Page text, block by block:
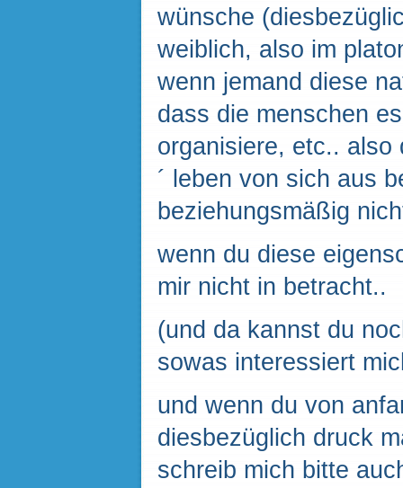
wünsche
weiblich, also im
wenn jemand diese
dass die menschen
organisiere, etc.. also
´ leben von sich aus
beziehungsmäßig
wenn du diese
mir nicht in betracht..
(und da kannst du
sowas interessiert
und wenn du von
diesbezüglich druck
schreib mich bitte